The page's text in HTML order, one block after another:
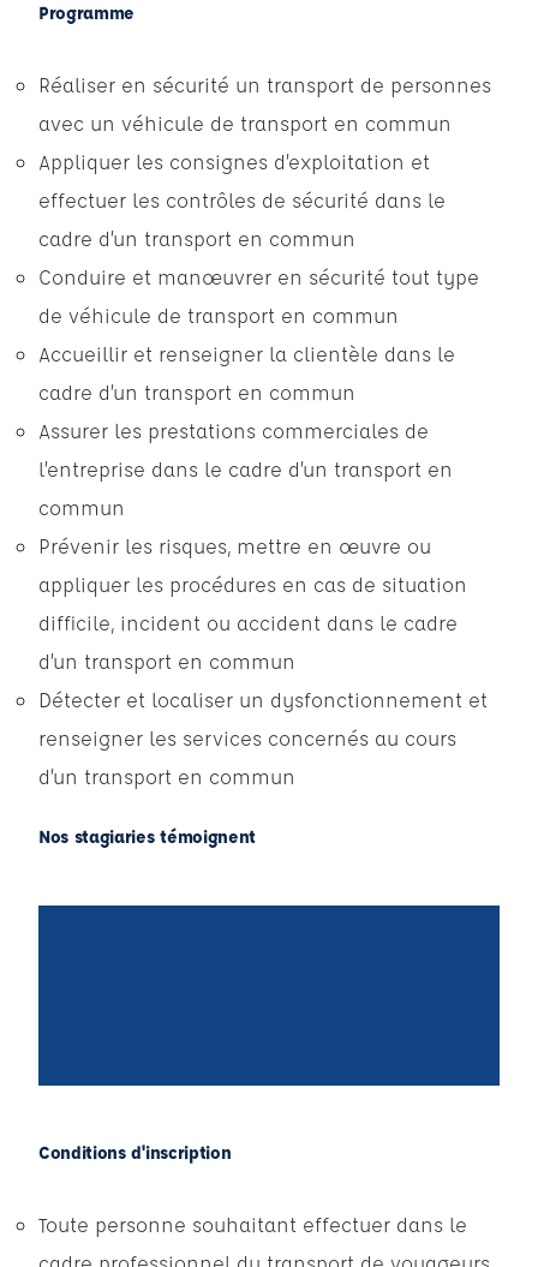
Programme
Réaliser en sécurité un transport de personnes
avec un véhicule de transport en commun
Appliquer les consignes d’exploitation et
effectuer les contrôles de sécurité dans le
cadre d’un transport en commun
Conduire et manœuvrer en sécurité tout type
de véhicule de transport en commun
Accueillir et renseigner la clientèle dans le
cadre d’un transport en commun
Assurer les prestations commerciales de
l’entreprise dans le cadre d’un transport en
commun
Prévenir les risques, mettre en œuvre ou
appliquer les procédures en cas de situation
difficile, incident ou accident dans le cadre
d’un transport en commun
Détecter et localiser un dysfonctionnement et
renseigner les services concernés au cours
d’un transport en commun
Nos stagiaries témoignent
Conditions d'inscription
Toute personne souhaitant effectuer dans le